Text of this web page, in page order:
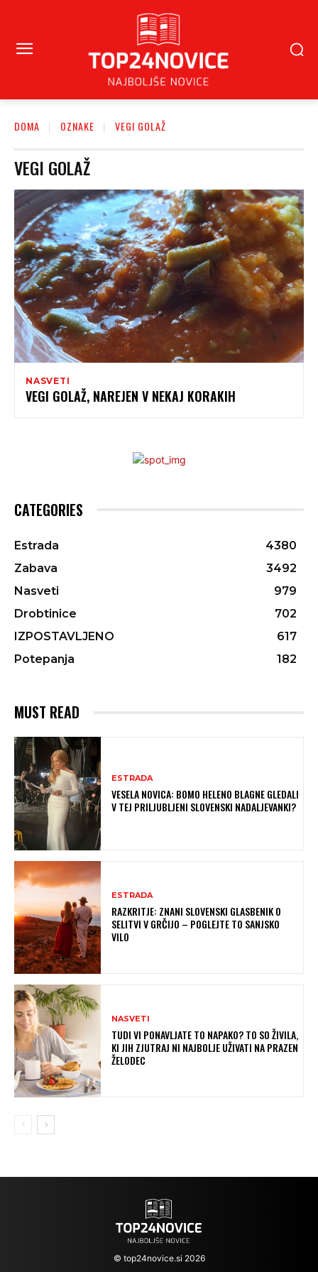
DOMA OZNAKE VEGI GOLAŽ
VEGI GOLAŽ
NASVETI
VEGI GOLAŽ, NAREJEN V NEKAJ KORAKIH
CATEGORIES
Estrada
4380
Zabava
3492
Nasveti
979
Drobtinice
702
IZPOSTAVLJENO
617
Potepanja
182
MUST READ
ESTRADA
VESELA NOVICA: BOMO HELENO BLAGNE GLEDALI
V TEJ PRILJUBLJENI SLOVENSKI NADALJEVANKI?
ESTRADA
RAZKRITJE: ZNANI SLOVENSKI GLASBENIK O
SELITVI V GRČIJO – POGLEJTE TO SANJSKO
VILO
NASVETI
TUDI VI PONAVLJATE TO NAPAKO? TO SO ŽIVILA,
KI JIH ZJUTRAJ NI NAJBOLJE UŽIVATI NA PRAZEN
ŽELODEC
© top24novice.si 2026